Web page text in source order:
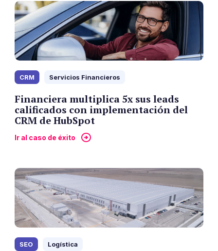
CRM Servicios Financieros
Financiera multiplica 5x sus leads
calificados con implementación del
CRM de HubSpot
Ir al caso de éxito
SEO Logística